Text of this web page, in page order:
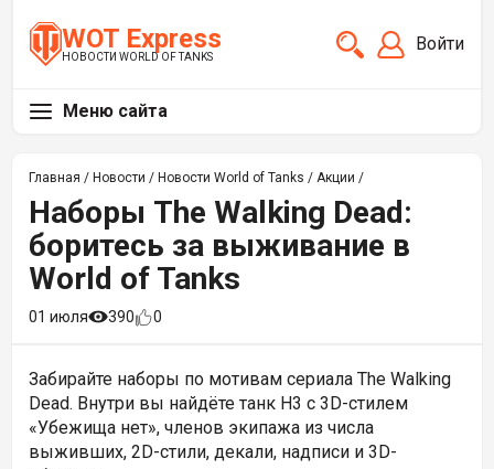
WOT Express
НОВОСТИ WORLD OF TANKS
Войти
Меню сайта
Главная / Новости / Новости World of Tanks / Акции /
Наборы The Walking Dead:
боритесь за выживание в
World of Tanks
01 июля 390 0
Забирайте наборы по мотивам сериала The Walking
Dead. Внутри вы найдёте танк H3 с 3D-стилем
«Убежища нет», членов экипажа из числа
выживших, 2D-стили, декали, надписи и 3D-